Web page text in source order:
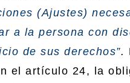
(Ajustes)
a la persona con
de sus derechos”.
el artículo 24, la